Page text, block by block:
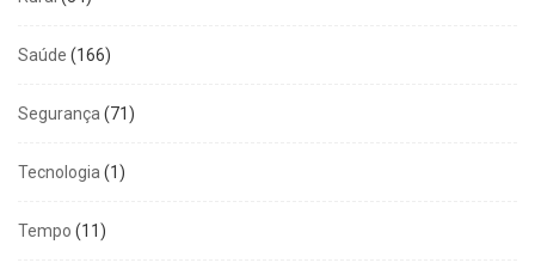
Saúde (166)
Segurança(71)
Tecnologia(1)
Tempo (11)